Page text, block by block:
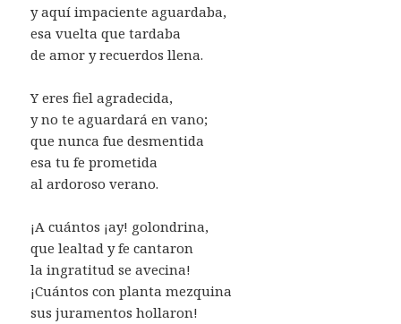
y aquí impaciente aguardaba,
esa vuelta que tardaba
de amor y recuerdos llena.
Y eres fiel agradecida,
y no te aguardará en vano;
que nunca fue desmentida
esa tu fe prometida
al ardoroso verano.
¡A cuántos ¡ay! golondrina,
que lealtad y fe cantaron
la ingratitud se avecina!
¡Cuántos con planta mezquina
sus juramentos hollaron!